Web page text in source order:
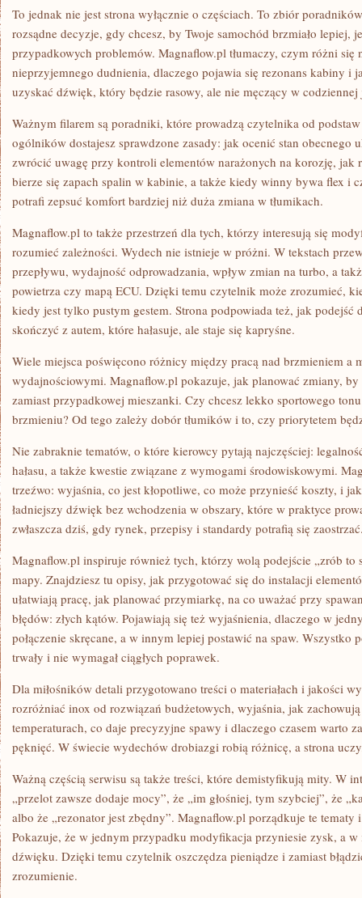
To jednak nie jest strona wyłącznie o częściach. To zbiór
rozsądne decyzje, gdy chcesz, by Twoje samochód brzmiało lepiej,
przypadkowych problemów. Magnaflow.pl tłumaczy, czym różni się
nieprzyjemnego dudnienia, dlaczego pojawia się rezonans kabiny i
uzyskać dźwięk, który będzie rasowy, ale nie męczący w codziennej
Ważnym filarem są poradniki, które prowadzą czytelnika od
ogólników dostajesz sprawdzone zasady: jak ocenić stan obecnego
zwrócić uwagę przy kontroli elementów narażonych na korozję, jak
bierze się zapach spalin w kabinie, a także kiedy winny bywa flex i
potrafi zepsuć komfort bardziej niż duża zmiana w tłumikach.
Magnaflow.pl to także przestrzeń dla tych, którzy interesują się
rozumieć zależności. Wydech nie istnieje w próżni. W tekstach
przepływu, wydajność odprowadzania, wpływ zmian na turbo, a
powietrza czy mapą ECU. Dzięki temu czytelnik może zrozumieć,
kiedy jest tylko pustym gestem. Strona podpowiada też, jak podejść
skończyć z autem, które hałasuje, ale staje się kapryśne.
Wiele miejsca poświęcono różnicy między pracą nad brzmieniem a
wydajnościowymi. Magnaflow.pl pokazuje, jak planować zmiany,
zamiast przypadkowej mieszanki. Czy chcesz lekko sportowego
brzmieniu? Od tego zależy dobór tłumików i to, czy priorytetem
Nie zabraknie tematów, o które kierowcy pytają najczęściej:
hałasu, a także kwestie związane z wymogami środowiskowymi.
trzeźwo: wyjaśnia, co jest kłopotliwe, co może przynieść koszty, i
ładniejszy dźwięk bez wchodzenia w obszary, które w praktyce
zwłaszcza dziś, gdy rynek, przepisy i standardy potrafią się
Magnaflow.pl inspiruje również tych, którzy wolą podejście „zrób to
mapy. Znajdziesz tu opisy, jak przygotować się do instalacji
ułatwiają pracę, jak planować przymiarkę, na co uważać przy
błędów: złych kątów. Pojawiają się też wyjaśnienia, dlaczego w
połączenie skręcane, a w innym lepiej postawić na spaw. Wszystko
trwały i nie wymagał ciągłych poprawek.
Dla miłośników detali przygotowano treści o materiałach i jakości
rozróżniać inox od rozwiązań budżetowych, wyjaśnia, jak
temperaturach, co daje precyzyjne spawy i dlaczego czasem warto
pęknięć. W świecie wydechów drobiazgi robią różnicę, a strona
Ważną częścią serwisu są także treści, które demistyfikują mity. W
„przelot zawsze dodaje mocy”, że „im głośniej, tym szybciej”, że
albo że „rezonator jest zbędny”. Magnaflow.pl porządkuje te
Pokazuje, że w jednym przypadku modyfikacja przyniesie zysk, a
dźwięku. Dzięki temu czytelnik oszczędza pieniądze i zamiast
zrozumienie.